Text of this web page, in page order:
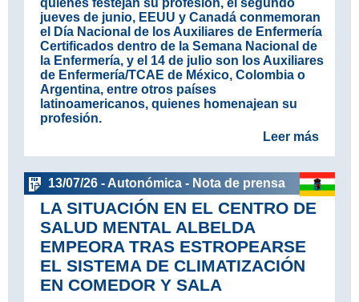
quienes festejan su profesión, el segundo
jueves de junio, EEUU y Canadá conmemoran
el Día Nacional de los Auxiliares de Enfermería
Certificados dentro de la Semana Nacional de
la Enfermería, y el 14 de julio son los Auxiliares
de Enfermería/TCAE de México, Colombia o
Argentina, entre otros países
latinoamericanos, quienes homenajean su
profesión.
Leer más
13/07/26 - Autonómica - Nota de prensa
LA SITUACIÓN EN EL CENTRO DE
SALUD MENTAL ALBELDA
EMPEORA TRAS ESTROPEARSE
EL SISTEMA DE CLIMATIZACIÓN
EN COMEDOR Y SALA